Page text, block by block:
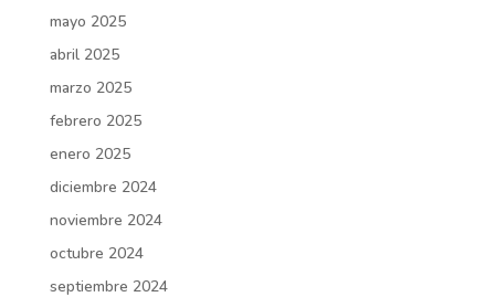
mayo 2025
abril 2025
marzo 2025
febrero 2025
enero 2025
diciembre 2024
noviembre 2024
octubre 2024
septiembre 2024